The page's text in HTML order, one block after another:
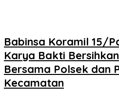
Babinsa Koramil 15/
Karya Bakti
Bersama Polsek dan
Kecamatan